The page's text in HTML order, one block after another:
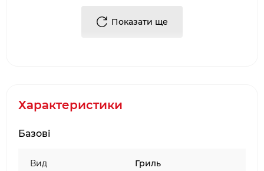
Подвійна кришка – зберігає тепло,
приготування на вулиці, потрібна надійна
техніка. Вуличні гриль-мангали Napoleon Rogue
PRO-S 525 підходять для будь-якого формату –
Показати ще
Характеристики
Базові
Вид Гриль